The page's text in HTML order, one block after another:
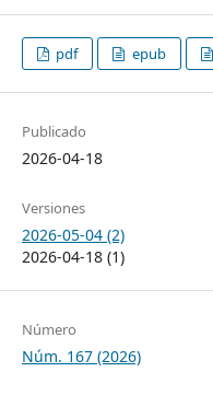
pdf epub
Publicado
2026-04-18
Versiones
2026-05-04 (2)
2026-04-18 (1)
Número
Núm. 167 (2026)